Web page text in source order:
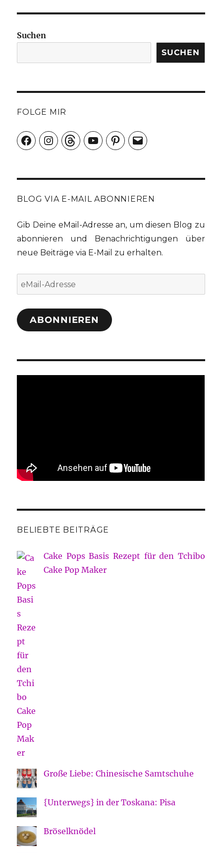
Suchen
SUCHEN
FOLGE MIR
FacebookInstagramThreadsYouTubePinterest
E-
Mail
BLOG VIA E-MAIL ABONNIEREN
Gib Deine eMail-Adresse an, um diesen Blog zu
abonnieren und Benachrichtigungen über
neue Beiträge via E-Mail zu erhalten.
eMail-
Adresse
ABONNIEREN
BELIEBTE BEITRÄGE
Cake Pops Basis Rezept für den Tchibo
Cake Pop Maker
Große Liebe: Chinesische Samtschuhe
{Unterwegs} in der Toskana: Pisa
Bröselknödel